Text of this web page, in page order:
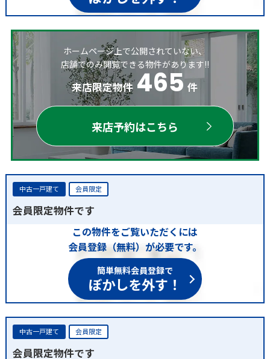
ホームページ上で公開されていない、
店舗でのみ閲覧できる物件があります!!
来店限定物件 465 件
来店予約はこちら
中古一戸建て 会員限定
会員限定物件です
この物件をご覧いただくには
会員登録（無料）が必要です。
簡単無料会員登録で
ぼかしを外す！
中古一戸建て 会員限定
会員限定物件です